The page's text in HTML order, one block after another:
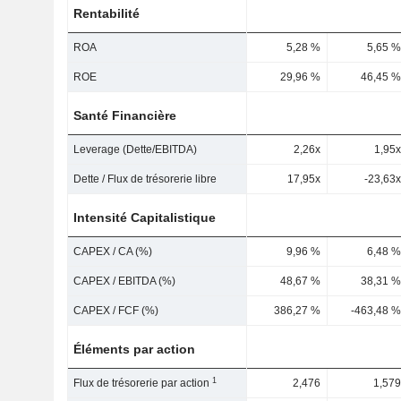
Rentabilité
ROA 5,28 % 5,65 %
ROE 29,96 % 46,45 %
Santé Financière
Leverage (Dette/EBITDA) 2,26x 1,95x
Dette / Flux de trésorerie libre 17,95x -23,63x
Intensité Capitalistique
CAPEX / CA (%) 9,96 % 6,48 %
CAPEX / EBITDA (%) 48,67 % 38,31 %
CAPEX / FCF (%) 386,27 % -463,48 %
Éléments par action
Flux de trésorerie par action1 2,476 1,579